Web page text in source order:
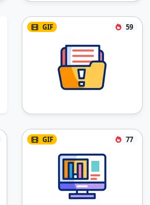
GIF 59
GIF 77